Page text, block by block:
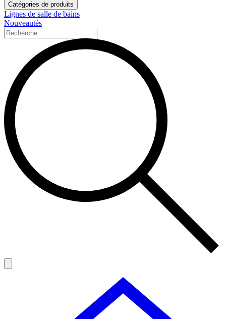
Catégories de produits
Lignes de salle de bains
Nouveautés